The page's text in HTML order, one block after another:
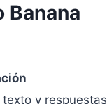
Banana
y respuestas